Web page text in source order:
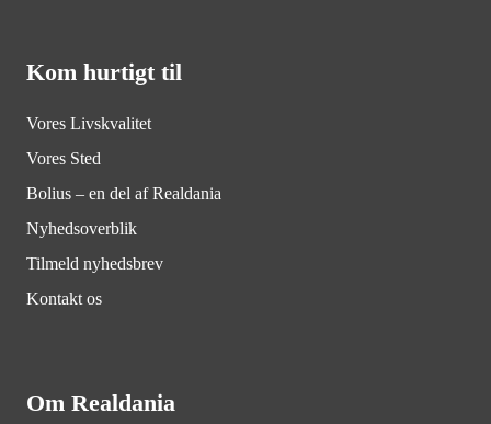
Kom hurtigt til
Vores Livskvalitet
Vores Sted
Bolius – en del af Realdania
Nyhedsoverblik
Tilmeld nyhedsbrev
Kontakt os
Om Realdania